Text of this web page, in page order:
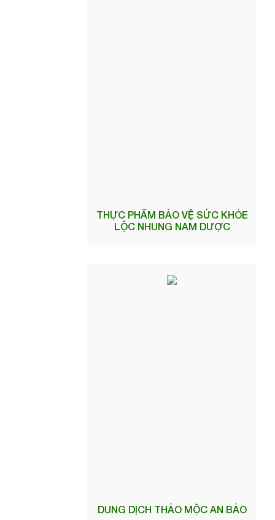
THỰC PHẨM BẢO VỆ SỨC KHỎE
LỘC NHUNG NAM DƯỢC
DUNG DỊCH THẢO MỘC AN BẢO